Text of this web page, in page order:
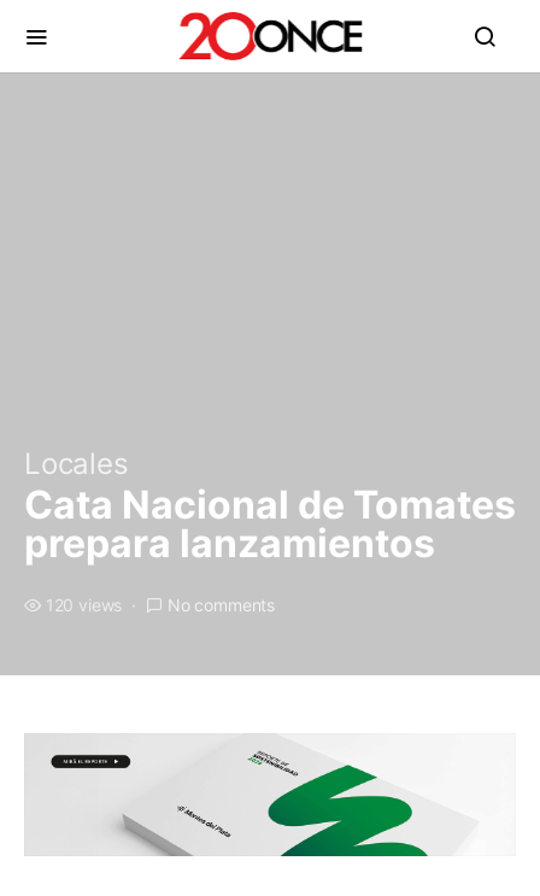
Locales
Cata Nacional de Tomates
prepara lanzamientos
120 views No comments